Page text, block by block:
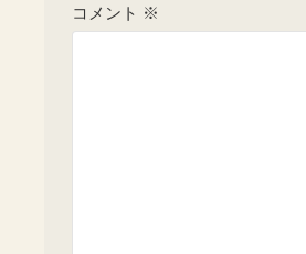
コメント ※